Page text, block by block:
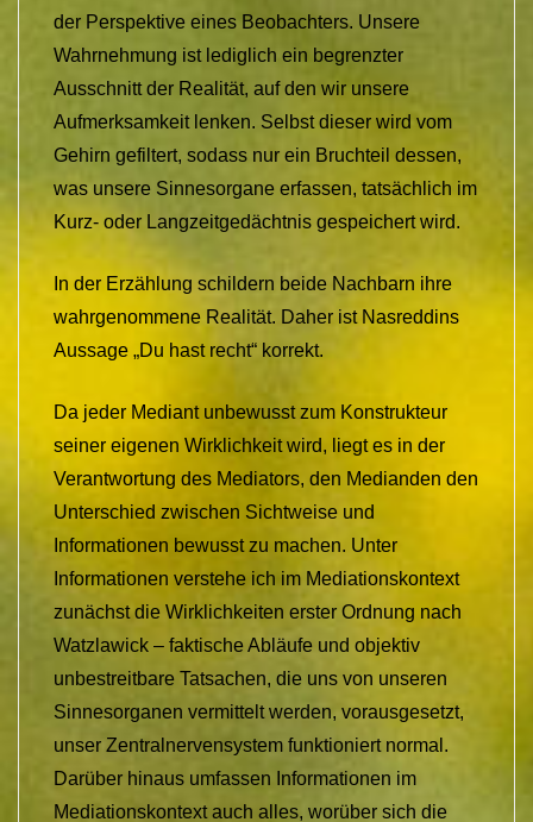
der Perspektive eines Beobachters. Unsere
Wahrnehmung ist lediglich ein begrenzter
Ausschnitt der Realität, auf den wir unsere
Aufmerksamkeit lenken. Selbst dieser wird vom
Gehirn gefiltert, sodass nur ein Bruchteil dessen,
was unsere Sinnesorgane erfassen, tatsächlich im
Kurz- oder Langzeitgedächtnis gespeichert wird.
In der Erzählung schildern beide Nachbarn ihre
wahrgenommene Realität. Daher ist Nasreddins
Aussage „Du hast recht“ korrekt.
Da jeder Mediant unbewusst zum Konstrukteur
seiner eigenen Wirklichkeit wird, liegt es in der
Verantwortung des Mediators, den Medianden den
Unterschied zwischen Sichtweise und
Informationen bewusst zu machen. Unter
Informationen verstehe ich im Mediationskontext
zunächst die Wirklichkeiten erster Ordnung nach
Watzlawick – faktische Abläufe und objektiv
unbestreitbare Tatsachen, die uns von unseren
Sinnesorganen vermittelt werden, vorausgesetzt,
unser Zentralnervensystem funktioniert normal.
Darüber hinaus umfassen Informationen im
Mediationskontext auch alles, worüber sich die